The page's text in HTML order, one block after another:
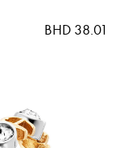
BHD 38.01